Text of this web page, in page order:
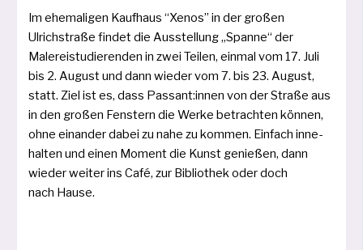
Im ehe­ma­li­gen Kaufhaus “Xenos” in der gro­ßen
Ulrichstraße fin­det die Ausstellung „Spanne“ der
Malereistudierenden in zwei Teilen, ein­mal vom 17. Juli
bis 2. August und dann wie­der vom 7. bis 23. August,
statt. Ziel ist es, dass Passant:innen von der Straße aus
in den gro­ßen Fenstern die Werke betrach­ten kön­nen,
ohne ein­an­der dabei zu nahe zu kom­men. Einfach inne­
hal­ten und einen Moment die Kunst genie­ßen, dann
wie­der wei­ter ins Café, zur Bibliothek oder doch
nach Hause.